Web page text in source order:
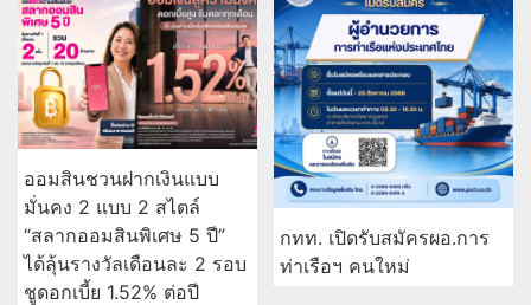
ออมสินชวนฝากเงินแบบ
มั่นคง 2 แบบ 2 สไตล์
“สลากออมสินพิเศษ 5 ปี”
ได้ลุ้นรางวัลเดือนละ 2 รอบ
ชูดอกเบี้ย 1.52% ต่อปี
กทท. เปิดรับสมัครผอ.การ
ท่าเรือฯ คนใหม่